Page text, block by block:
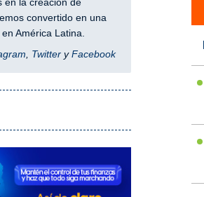
en la creación de
convertido en una
América Latina.
, TwitteryFacebook